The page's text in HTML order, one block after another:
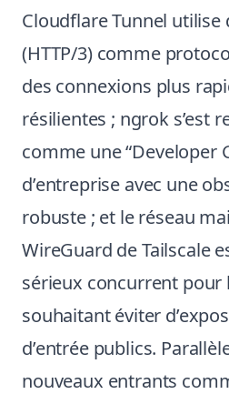
Cloudflare Tunnel utilise
(HTTP/3) comme
des connexions plus
résilientes ; ngrok s’est
comme une “Developer
d’entreprise avec une
robuste ; et le réseau
WireGuard de Tailscale
sérieux concurrent pour
souhaitant éviter
d’entrée publics.
nouveaux entrants